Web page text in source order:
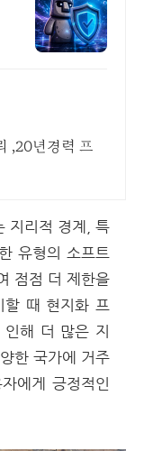
,20년경력 프
지리적 경계, 특
유형의 소프트
점점 더 제한을
할 때 현지화 프
해 더 많은 지
한 국가에 거주
에게 긍정적인